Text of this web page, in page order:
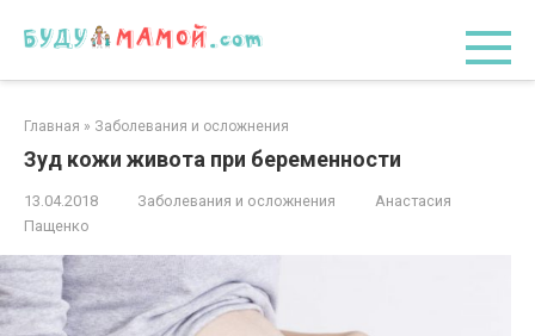
Главная » Заболевания и осложнения
Зуд кожи живота при беременности
13.04.2018 Заболевания и осложнения
Анастасия
Пащенко